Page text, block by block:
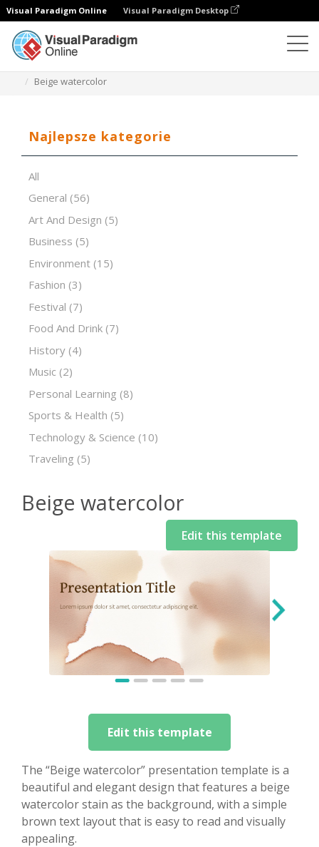
Visual Paradigm Online Visual Paradigm Desktop
Beige watercolor
Najlepsze kategorie
All
General (56)
Art And Design (5)
Business (5)
Environment (15)
Fashion (3)
Festival (7)
Food And Drink (7)
History (4)
Music (2)
Personal Learning (8)
Sports & Health (5)
Technology & Science (10)
Traveling (5)
Beige watercolor
Edit this template
Edit this template
The “Beige watercolor” presentation template is a
beautiful and elegant design that features a beige
watercolor stain as the background, with a simple
brown text layout that is easy to read and visually
appealing.